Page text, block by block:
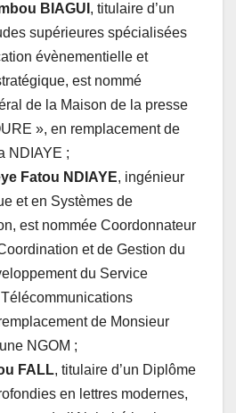
BIAGUI , titulaire d’un
supérieures spécialisées
évènementielle et
est nommé
de la Maison de la presse
», en remplacement de
NDIAYE ;
Fatou NDIAYE, ingénieur
et en Systèmes de
est nommée Coordonnateur
et de Gestion du
du Service
de Monsieur
NGOM ;
FALL, titulaire d’un Diplôme
en lettres modernes,